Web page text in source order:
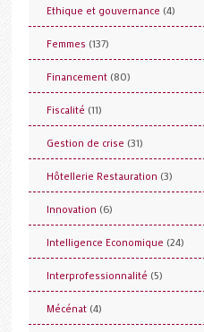
Ethique et gouvernance (4)
Femmes (137)
Financement (80)
Fiscalité (11)
Gestion de crise (31)
Hôtellerie Restauration (3)
Innovation (6)
Intelligence Economique (24)
Interprofessionnalité (5)
Mécénat (4)